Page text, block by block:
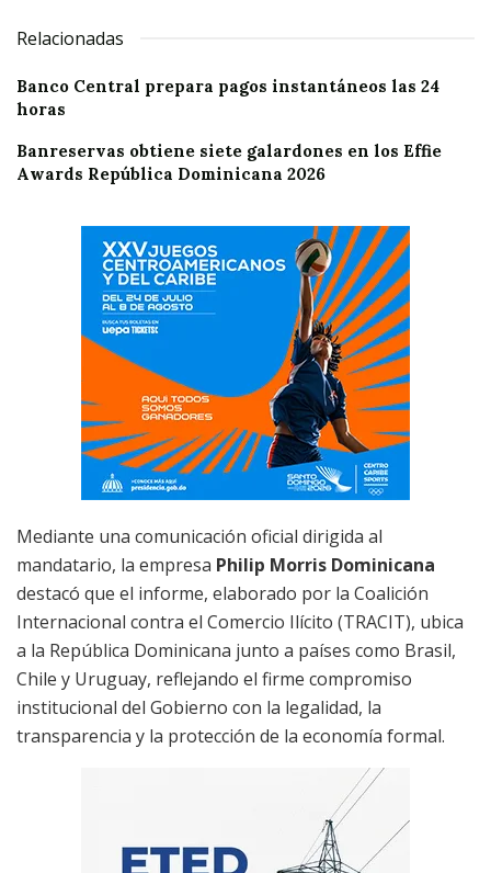
Relacionadas
Banco Central prepara pagos instantáneos las 24
horas
Banreservas obtiene siete galardones en los Effie
Awards República Dominicana 2026
Mediante una comunicación oficial dirigida al
mandatario, la empresa Philip Morris Dominicana
destacó que el informe, elaborado por la Coalición
Internacional contra el Comercio Ilícito (TRACIT), ubica
a la República Dominicana junto a países como Brasil,
Chile y Uruguay, reflejando el firme compromiso
institucional del Gobierno con la legalidad, la
transparencia y la protección de la economía formal.